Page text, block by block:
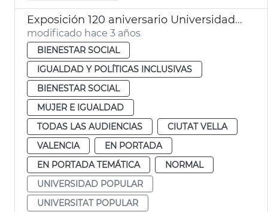
Exposición 120 aniversario Universidad Popular
modificado hace 3 años
BIENESTAR SOCIAL
IGUALDAD Y POLÍTICAS INCLUSIVAS
BIENESTAR SOCIAL
MUJER E IGUALDAD
TODAS LAS AUDIENCIAS
CIUTAT VELLA
VALENCIA
EN PORTADA
EN PORTADA TEMÁTICA
NORMAL
UNIVERSIDAD POPULAR
UNIVERSITAT POPULAR